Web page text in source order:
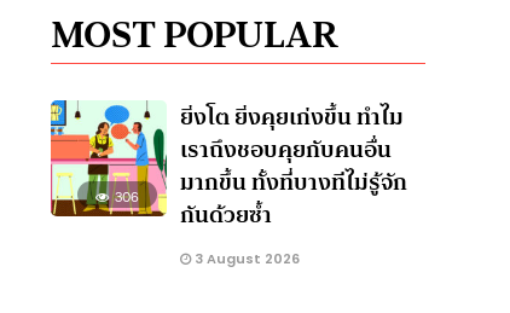
MOST POPULAR
306
ยิ่งโต ยิ่งคุยเก่งขึ้น ทำไม
เราถึงชอบคุยกับคนอื่น
มากขึ้น ทั้งที่บางทีไม่รู้จัก
กันด้วยซ้ำ
3 August 2026